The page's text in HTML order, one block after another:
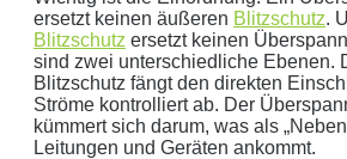
ersetzt keinen äußeren Blitzschutz.
Blitzschutz ersetzt keinen
sind zwei unterschiedliche Ebenen.
Blitzschutz fängt den direkten
Ströme kontrolliert ab. Der
kümmert sich darum, was als
Leitungen und Geräten ankommt.